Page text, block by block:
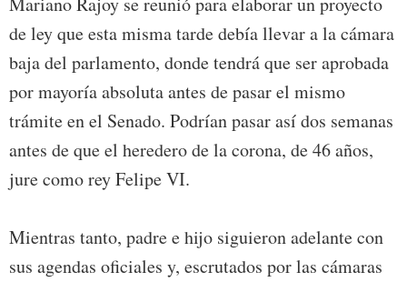
de ley que esta misma tarde debía llevar a la cámara
baja del parlamento, donde tendrá que ser aprobada
por mayoría absoluta antes de pasar el mismo
trámite en el Senado. Podrían pasar así dos semanas
antes de que el heredero de la corona, de 46 años,
jure como rey Felipe VI.
Mientras tanto, padre e hijo siguieron adelante con
sus agendas oficiales y, escrutados por las cámaras